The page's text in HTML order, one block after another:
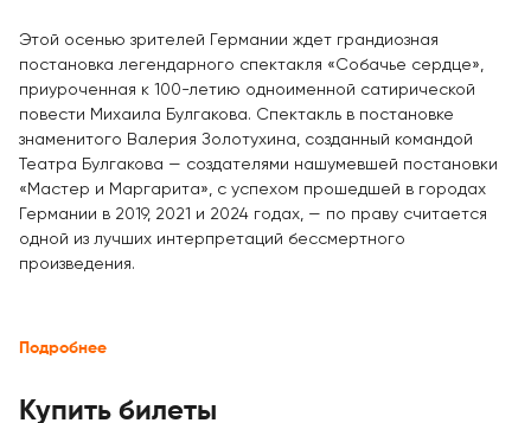
Этой осенью зрителей Германии ждет грандиозная
постановка легендарного спектакля «Собачье сердце»,
приуроченная к 100-летию одноименной сатирической
повести Михаила Булгакова. Спектакль в постановке
знаменитого Валерия Золотухина, созданный командой
Театра Булгакова — создателями нашумевшей постановки
«Мастер и Маргарита», с успехом прошедшей в городах
Германии в 2019, 2021 и 2024 годах, — по праву считается
одной из лучших интерпретаций бессмертного
произведения.
Подробнее
Купить билеты